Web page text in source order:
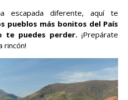
escapada diferente, aquí te
pueblos más bonitos del País
te puedes perder. ¡Prepárate
rincón!